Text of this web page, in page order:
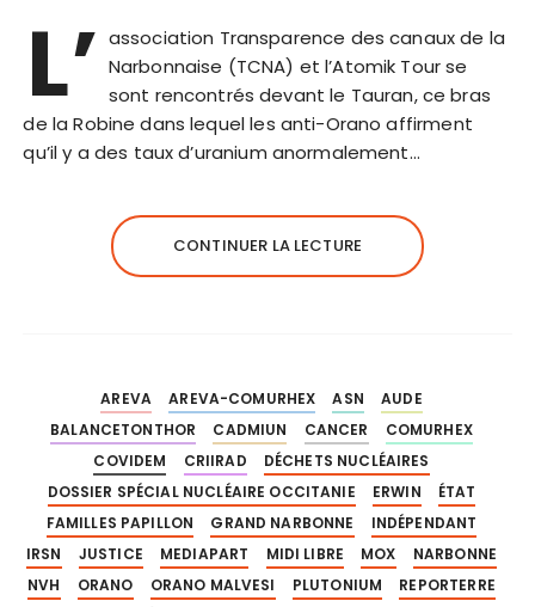
L’ association Transparence des canaux de la
Narbonnaise (TCNA) et l’Atomik Tour se
sont rencontrés devant le Tauran, ce bras
de la Robine dans lequel les anti-Orano affirment
qu’il y a des taux d’uranium anormalement…
CONTINUER LA LECTURE
AREVA AREVA-COMURHEX ASN
AUDE
BALANCETONTHOR
CADMIUN CANCER
COMURHEX
COVIDEM
CRIIRAD
DÉCHETS NUCLÉAIRES
DOSSIER SPÉCIAL NUCLÉAIRE OCCITANIE
ERWIN
ÉTAT
FAMILLES PAPILLON
GRAND NARBONNE
INDÉPENDANT
IRSN
JUSTICE MEDIAPART MIDI LIBRE MOX
NARBONNE
NVH
ORANO ORANO MALVESI PLUTONIUM
REPORTERRE